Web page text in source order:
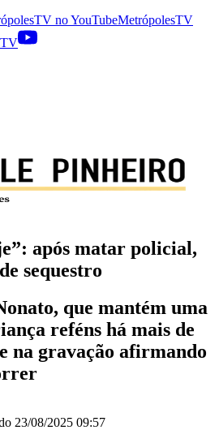
noYouTubeMetrópolesTV
após matar policial,
sequestro
que mantém uma
reféns há mais de
na gravação afirmando
23/08/2025 09:57